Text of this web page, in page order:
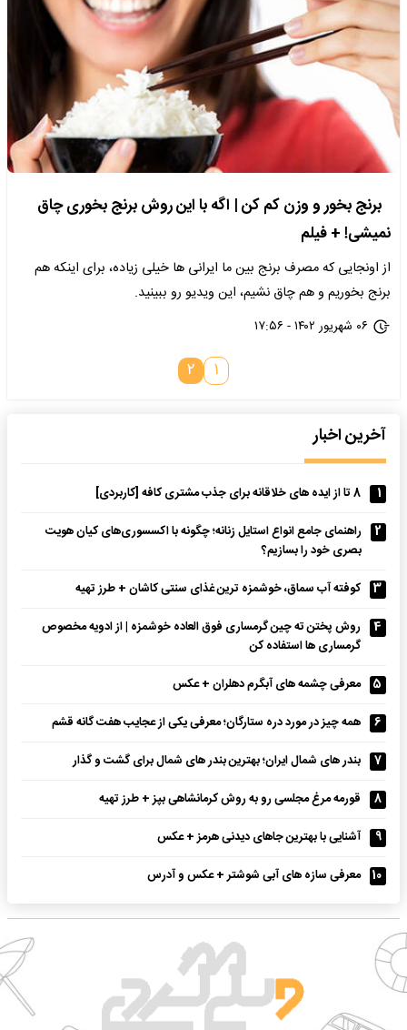
برنج بخور و وزن کم کن | اگه با این روش برنج بخوری چاق
نمیشی! + فیلم
از اونجایی که مصرف برنج بین ما ایرانی ها خیلی زیاده، برای اینکه هم
برنج بخوریم و هم چاق نشیم، این ویدیو رو ببینید.
۰۶ شهریور ۱۴۰۲ - ۱۷:۵۶
۱ ۲
آخرین اخبار
1
8 تا از ایده های خلاقانه برای جذب مشتری کافه [کاربردی]
2
راهنمای جامع انواع استایل زنانه؛ چگونه با اکسسوری‌های کیان هویت
بصری خود را بسازیم؟
3
کوفته آب سماق، خوشمزه ترین غذای سنتی کاشان + طرز تهیه
4
روش پختن ته چین گرمساری فوق العاده خوشمزه | از ادویه مخصوص
گرمساری ها استفاده کن
5
معرفی چشمه های آبگرم دهلران + عکس
6
همه چیز در مورد دره ستارگان؛ معرفی یکی از عجایب هفت گانه قشم
7
بندر های شمال ایران؛ بهترین بندر های شمال برای گشت و گذار
8
قورمه مرغ مجلسی رو به روش کرمانشاهی بپز + طرز تهیه
9
آشنایی با بهترین جاهای دیدنی هرمز + عکس
10
معرفی سازه های آبی شوشتر + عکس و آدرس